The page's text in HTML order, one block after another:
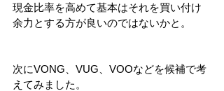
現金比率を高めて基本はそれを買い付け
余力とする方が良いのではないかと。
次にVONG、VUG、VOOなどを候補で考
えてみました。